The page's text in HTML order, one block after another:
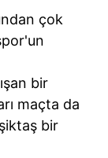
çok
bir
maçta da
bir